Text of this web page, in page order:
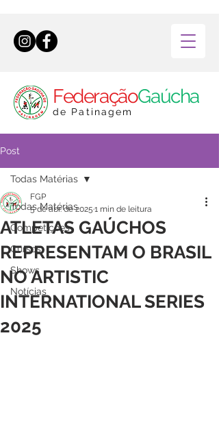
FederaçãoGaúcha
de Patinagem
Post
Todas Matérias
Competições
Cursos
Shows
Notícias
Todas Matérias
ATLETAS GAÚCHOS
REPRESENTAM O BRASIL
NO ARTISTIC
INTERNATIONAL SERIES
2025
FGP
5 de abr. de 2025 1 min de leitura